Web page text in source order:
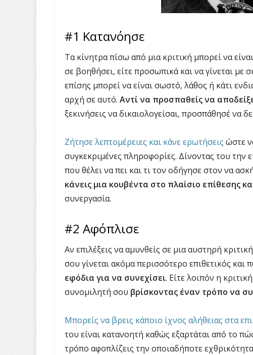
#1 Κατανόησε
Τα κίνητρα πίσω από μια κριτική μπορεί να
σε βοηθήσει, είτε προσωπικά και να γίνεται
επίσης μπορεί να είναι σωστό, λάθος ή κάτι
αρχή σε αυτό. Αντί να προσπαθείς να
ξεκινήσεις να δικαιολογείσαι, προσπάθησέ να
Ζήτησε λεπτομέρειες και κάνε ερωτήσεις ώστε
συγκεκριμένες πληροφορίες. Δίνοντας του την
που θέλει να πει και τι τον οδήγησε στον να
κάνεις μια κουβέντα στο πλαίσιο επίθεσης
συνεργασία.
#2 Αφόπλισε
Αν επιλέξεις να αμυνθείς σε μια αυστηρή
σου γίνεται ακόμα περισσότερο επιθετικός και
εφόδια για να συνεχίσει. Είτε λοιπόν η
συνομιλητή σου βρίσκοντας έναν τρόπο να
Μπορείς να βρεις κάποιο ίχνος αλήθειας στα
του είναι κατανοητή καθώς εξαρτάται από το
τρόπο αφοπλίζεις την οποιαδήποτε